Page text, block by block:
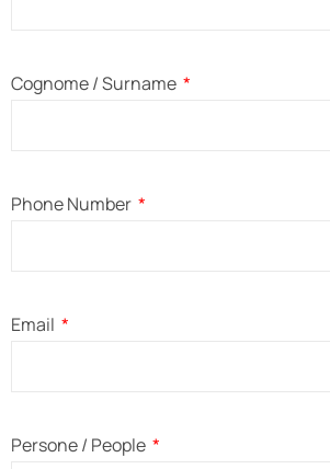
Cognome / Surname
Phone Number
Email
Persone / People